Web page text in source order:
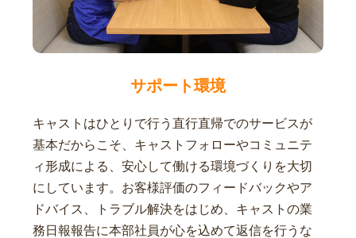
サポート環境
キャストはひとりで行う直行直帰でのサービスが
基本だからこそ、キャストフォローやコミュニテ
ィ形成による、安心して働ける環境づくりを大切
にしています。お客様評価のフィードバックやア
ドバイス、トラブル解決をはじめ、キャストの業
務日報報告に本部社員が心を込めて返信を行うな